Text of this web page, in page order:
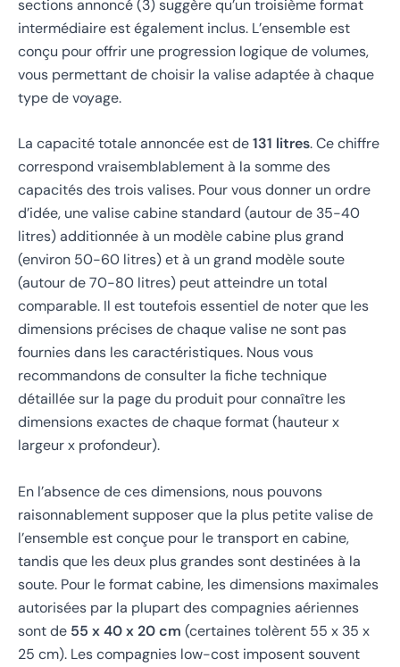
sections annoncé (3) suggère qu’un troisième format
intermédiaire est également inclus. L’ensemble est
conçu pour offrir une progression logique de volumes,
vous permettant de choisir la valise adaptée à chaque
type de voyage.
La capacité totale annoncée est de131 litres. Ce chiffre
correspond vraisemblablement à la somme des
capacités des trois valises. Pour vous donner un ordre
d’idée, une valise cabine standard (autour de 35-40
litres) additionnée à un modèle cabine plus grand
(environ 50-60 litres) et à un grand modèle soute
(autour de 70-80 litres) peut atteindre un total
comparable. Il est toutefois essentiel de noter que les
dimensions précises de chaque valise ne sont pas
fournies dans les caractéristiques. Nous vous
recommandons de consulter la fiche technique
détaillée sur la page du produit pour connaître les
dimensions exactes de chaque format (hauteur x
largeur x profondeur).
En l’absence de ces dimensions, nous pouvons
raisonnablement supposer que la plus petite valise de
l’ensemble est conçue pour le transport en cabine,
tandis que les deux plus grandes sont destinées à la
soute. Pour le format cabine, les dimensions maximales
autorisées par la plupart des compagnies aériennes
sont de 55 x 40 x 20 cm (certaines tolèrent 55 x 35 x
25 cm). Les compagnies low-cost imposent souvent